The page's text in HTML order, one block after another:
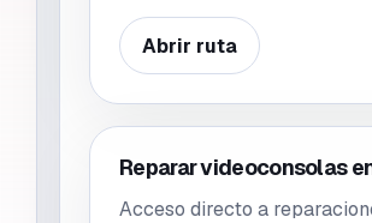
Abrir ruta
Reparar videoconsolas
Acceso directo a